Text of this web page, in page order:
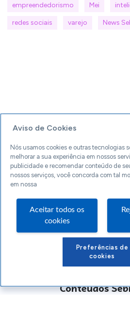
empreendedorismo Mei
redes sociais varejo News
Conteúdos
Aviso de Cookies
Nós usamos cookies e outras tecnologias
melhorar a sua experiência em nossos
publicidade e recomendar conteúdo de
nossos serviços, você concorda com tal
em nossa
Aceitar todos os
cookies
Preferências de
cookies